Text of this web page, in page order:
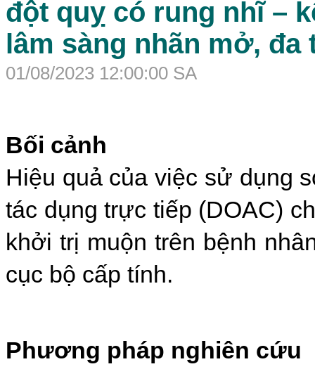
đột quỵ có rung nhĩ –
lâm sàng nhãn mở, đa
01/08/2023 12:00:00 SA
Bối cảnh
Hiệu quả của việc sử dụng
tác dụng trực tiếp (DOAC)
khởi trị muộn trên bệnh
cục bộ cấp tính.
Phương pháp nghiên cứu